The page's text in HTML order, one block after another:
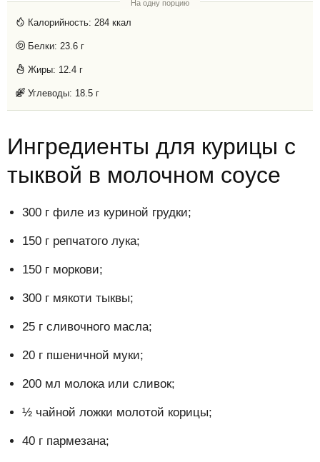
На одну порцию
Калорийность: 284 ккал
Белки: 23.6 г
Жиры: 12.4 г
Углеводы: 18.5 г
Ингредиенты для курицы с
тыквой в молочном соусе
300 г филе из куриной грудки;
150 г репчатого лука;
150 г моркови;
300 г мякоти тыквы;
25 г сливочного масла;
20 г пшеничной муки;
200 мл молока или сливок;
½ чайной ложки молотой корицы;
40 г пармезана;